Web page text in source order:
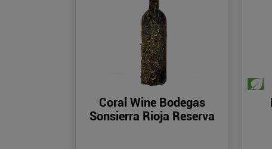
Coral Wine Bodegas
Sonsierra Rioja Reserva